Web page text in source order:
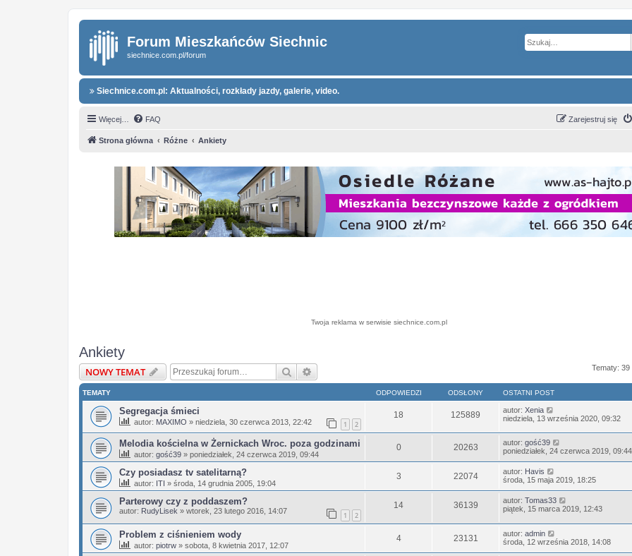
Forum Mieszkańców Siechnic
siechnice.com.pl/forum
Siechnice.com.pl: Aktualności, rozkłady jazdy, galerie, video.
Więcej… FAQ Zarejestruj się
Strona główna Różne Ankiety
Twoja reklama w serwisie siechnice.com.pl
Ankiety
NOWY TEMAT Szukaj Tematy: 39
TEMATY ODPOWIEDZI ODSŁONY OSTATNI POST
Segregacja śmieci
autor: MAXIMO » niedziela, 30 czerwca 2013, 22:42 1 2
18 125889 autor: Xenia
niedziela, 13 września 2020, 09:32
Melodia kościelna w Żernickach Wroc. poza godzinami
autor: gość39 » poniedziałek, 24 czerwca 2019, 09:44
0 20263 autor: gość39
poniedziałek, 24 czerwca 2019, 09:44
Czy posiadasz tv satelitarną?
autor: ITI » środa, 14 grudnia 2005, 19:04
3 22074 autor: Havis
środa, 15 maja 2019, 18:25
Parterowy czy z poddaszem?
autor: RudyLisek » wtorek, 23 lutego 2016, 14:07 1 2
14 36139 autor: Tomas33
piątek, 15 marca 2019, 12:43
Problem z ciśnieniem wody
autor: piotrw » sobota, 8 kwietnia 2017, 12:07
4 23131 autor: admin
środa, 12 września 2018, 14:08